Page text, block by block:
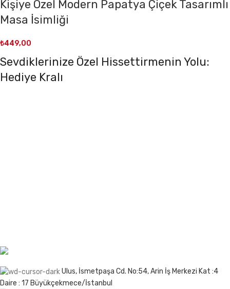
Kişiye Özel Modern Papatya Çiçek Tasarımlı
Masa İsimliği
₺449,00
Sevdiklerinize Özel Hissettirmenin Yolu:
Hediye Kralı
Ulus, İsmetpaşa Cd. No:54, Arin İş Merkezi Kat :4
Daire : 17 Büyükçekmece/İstanbul